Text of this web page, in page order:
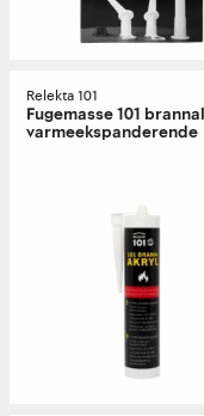
Relekta 101
Fugemasse 101
varmeekspanderende